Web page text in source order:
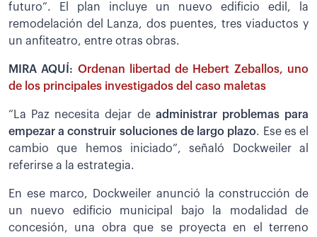
futuro”. El plan incluye un nuevo edificio edil, la
remodelación del Lanza, dos puentes, tres viaductos y
un anfiteatro, entre otras obras.
MIRA AQUÍ: Ordenan libertad de Hebert Zeballos, uno
de los principales investigados del caso maletas
“La Paz necesita dejar deadministrar problemas para
empezar a construir soluciones de largo plazo. Ese es el
cambio que hemos iniciado”, señaló Dockweiler al
referirse a la estrategia.
En ese marco, Dockweiler anunció la construcción de
un nuevo edificio municipal bajo la modalidad de
concesión, una obra que se proyecta en el terreno